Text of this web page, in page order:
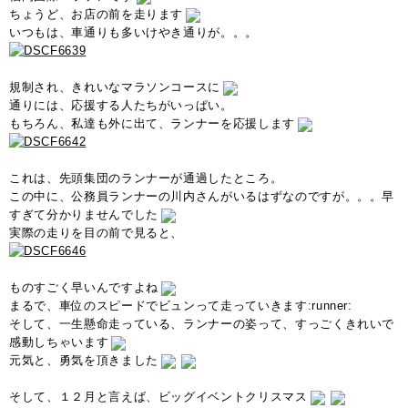
ちょうど、お店の前を走ります
いつもは、車通りも多いけやき通りが。。。
規制され、きれいなマラソンコースに
通りには、応援する人たちがいっぱい。
もちろん、私達も外に出て、ランナーを応援します
これは、先頭集団のランナーが通過したところ。
この中に、公務員ランナーの川内さんがいるはずなのですが。。。早
すぎて分かりませんでした
実際の走りを目の前で見ると、
ものすごく早いんですよね
まるで、車位のスピードでビュンって走っていきます:runner:
そして、一生懸命走っている、ランナーの姿って、すっごくきれいで
感動しちゃいます
元気と、勇気を頂きました
そして、１２月と言えば、ビッグイベントクリスマス